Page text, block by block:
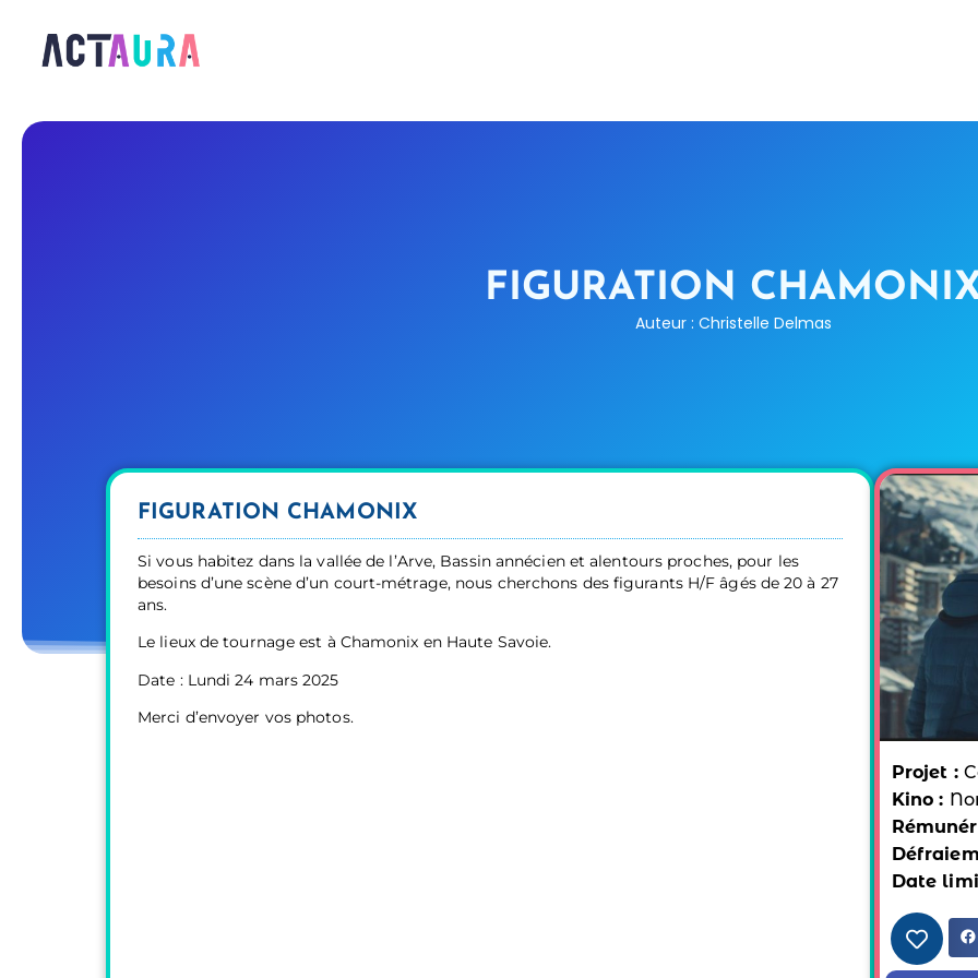
FIGURATION
Auteur : Christelle Delmas
FIGURATION CHAMONIX
Si vous habitez dans la vallée de l’Arve, Bassin annécien et alentours proches, pour les
besoins d’une scène d’un court-métrage, nous cherchons des figurants H/F âgés de 20 à 27
ans.
Le lieux de tournage est à Chamonix en Haute Savoie.
Date : Lundi 24 mars 2025
Merci d’envoyer vos photos.
Projet :
Kino :
Date